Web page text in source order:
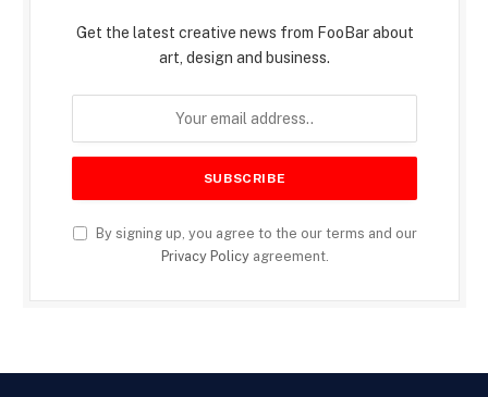
Get the latest creative news from FooBar about
art, design and business.
By signing up, you agree to the our terms and our
Privacy Policyagreement.